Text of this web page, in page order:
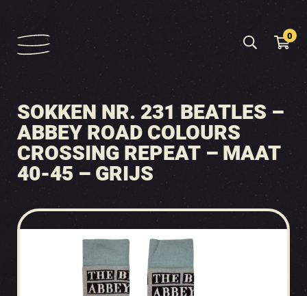
0
SOKKEN NR. 231 BEATLES –
ABBEY ROAD COLOURS
CROSSING REPEAT – MAAT
40-45 – GRIJS